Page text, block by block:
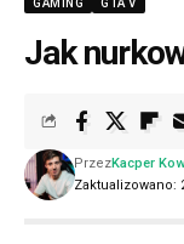
Jak
Zaktualizowano:
PrzezKacper